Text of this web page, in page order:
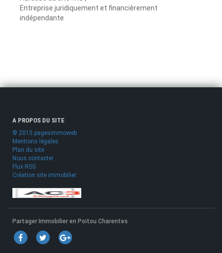
Entreprise juridiquement et financièrement
indépendante
A PROPOS DU SITE
© 2015 pagesimmoweb
Mentions légales
Plan du site
Nous contacter
Flux RSS
Création site immobilier
Partager Immobilier en Poitou Charentes